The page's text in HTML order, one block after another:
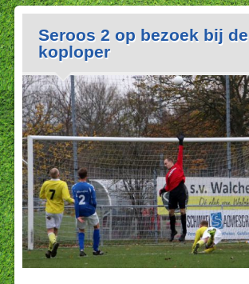
Seroos 2 op bezoek bij de
koploper